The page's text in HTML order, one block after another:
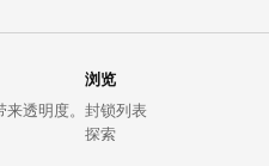
透明度。
浏览
封锁列表
探索